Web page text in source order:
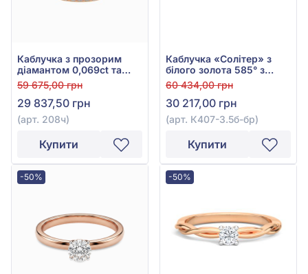
Каблучка з прозорим
діамантом 0,069ct та
чорним діамантом
0,117ct із червоного
золота 585°, арт. 208ч
59 675,00 грн
29 837,50 грн
(арт. 208ч)
Купити
Каблучка «Солітер» з
білого золота 585° з
діамантом 0,15ct, арт.
К407-3.5б-бр
60 434,00 грн
30 217,00 грн
(арт. К407-3.5б-бр)
Купити
-50% -50%